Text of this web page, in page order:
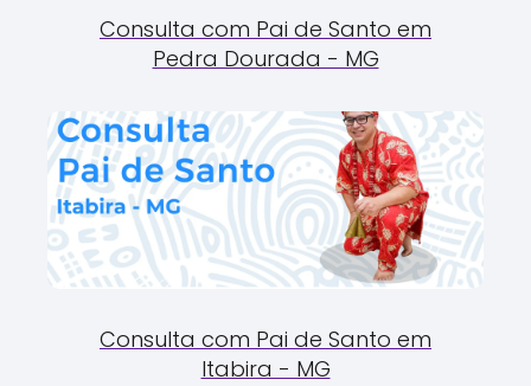
Consulta com Pai de Santo em
Pedra Dourada - MG
Consulta com Pai de Santo em
Itabira - MG